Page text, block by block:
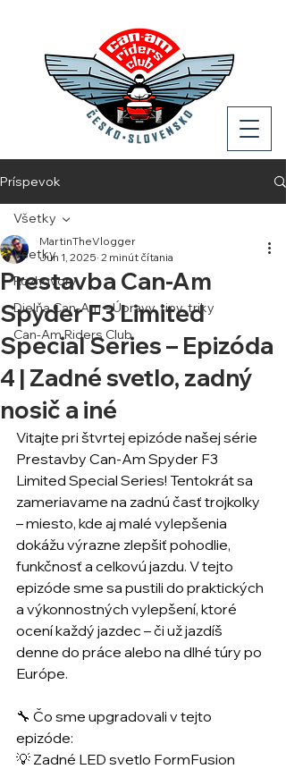
Príspevok
Všetky
Rozhovory
Dielňa Can-Am – Úpravy, tipy, triky
Can-Am Riders Club
Všetky
Prestavba Can-Am
Spyder F3 Limited
Special Series – Epizóda
4 | Zadné svetlo, zadný
nosič a iné
MartinTheVlogger
Jun 1, 2025 2 minút čítania
Vitajte pri štvrtej epizóde našej série
Prestavby Can-Am Spyder F3
Limited Special Series! Tentokrát sa
zameriavame na zadnú časť trojkolky
– miesto, kde aj malé vylepšenia
dokážu výrazne zlepšiť pohodlie,
funkčnosť a celkovú jazdu. V tejto
epizóde sme sa pustili do praktických
a výkonnostných vylepšení, ktoré
ocení každý jazdec – či už jazdíš
denne do práce alebo na dlhé túry po
Európe.
🔧 Čo sme upgradovali v tejto
epizóde:
💡 Zadné LED svetlo FormFusion